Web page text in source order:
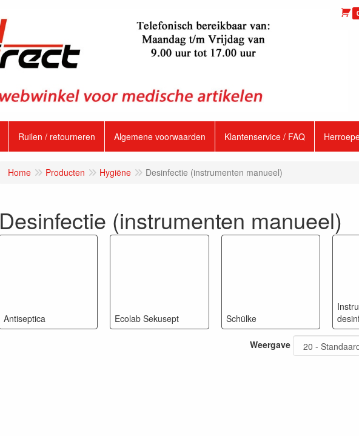
Ruilen / retourneren Algemene voorwaarden Klantenservice / FAQ
Home Producten Hygiëne Desinfectie (instrumenten manueel)
Desinfectie (instrumenten manueel)
Antiseptica Ecolab Sekusept Schülke
Weergave